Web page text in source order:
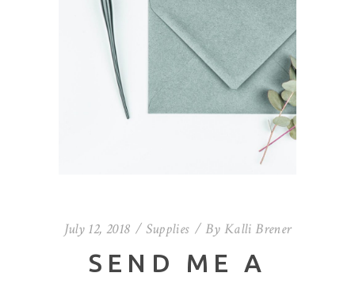
July 12, 2018 Supplies By Kalli Brener
SEND ME A